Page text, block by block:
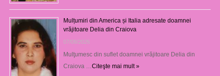
Mulțumiri din America și Italia adresate doamnei
vrăjitoare Delia din Craiova
07/08/2026
Mulţumesc din suflet doamnei vrăjitoare Delia din
Craiova … Citeşte mai mult »